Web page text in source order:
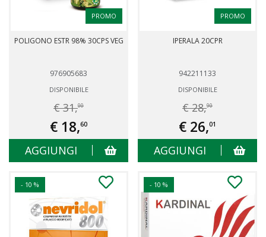
PROMO
POLIGONO ESTR 98% 30CPS VEG
976905683
DISPONIBILE
€ 31,00
€ 18,60
AGGIUNGI
PROMO
IPERALA 20CPR
942211133
DISPONIBILE
€ 28,90
€ 26,01
AGGIUNGI
- 10 % - 10 %